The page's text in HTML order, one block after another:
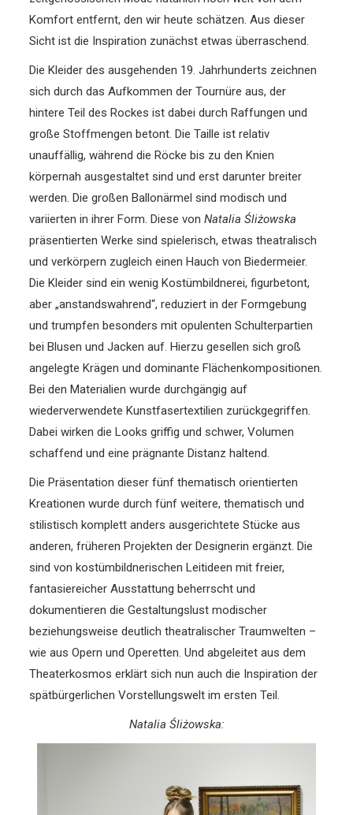
Komfort entfernt, den wir heute schätzen. Aus dieser
Sicht ist die Inspiration zunächst etwas überraschend.
Die Kleider des ausgehenden 19. Jahrhunderts zeichnen
sich durch das Aufkommen der Tournüre aus, der
hintere Teil des Rockes ist dabei durch Raffungen und
große Stoffmengen betont. Die Taille ist relativ
unauffällig, während die Röcke bis zu den Knien
körpernah ausgestaltet sind und erst darunter breiter
werden. Die großen Ballonärmel sind modisch und
variierten in ihrer Form. Diese von Natalia Śliżowska
präsentierten Werke sind spielerisch, etwas theatralisch
und verkörpern zugleich einen Hauch von Biedermeier.
Die Kleider sind ein wenig Kostümbildnerei, figurbetont,
aber „anstandswahrend“, reduziert in der Formgebung
und trumpfen besonders mit opulenten Schulterpartien
bei Blusen und Jacken auf. Hierzu gesellen sich groß
angelegte Krägen und dominante Flächenkompositionen.
Bei den Materialien wurde durchgängig auf
wiederverwendete Kunstfasertextilien zurückgegriffen.
Dabei wirken die Looks griffig und schwer, Volumen
schaffend und eine prägnante Distanz haltend.
Die Präsentation dieser fünf thematisch orientierten
Kreationen wurde durch fünf weitere, thematisch und
stilistisch komplett anders ausgerichtete Stücke aus
anderen, früheren Projekten der Designerin ergänzt. Die
sind von kostümbildnerischen Leitideen mit freier,
fantasiereicher Ausstattung beherrscht und
dokumentieren die Gestaltungslust modischer
beziehungsweise deutlich theatralischer Traumwelten –
wie aus Opern und Operetten. Und abgeleitet aus dem
Theaterkosmos erklärt sich nun auch die Inspiration der
spätbürgerlichen Vorstellungswelt im ersten Teil.
Natalia Śliżowska: